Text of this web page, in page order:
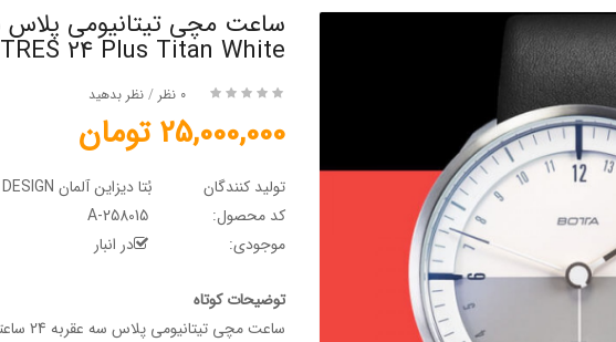
TRES 24 Plus Titan White
0 نظر /نظر بدهید
25,000,000 تومان
تولید کنندگان
بُتا دیزاین آلمان BOTTA DESIGN
کد محصول:
A-258015
موجودی:
در انبار
توضیحات کوتاه